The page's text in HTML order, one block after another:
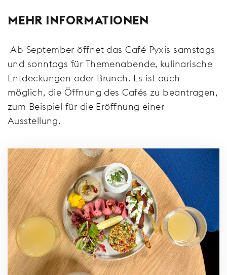
MEHR INFORMATIONEN
Ab September öffnet das Café Pyxis samstags
und sonntags für Themenabende, kulinarische
Entdeckungen oder Brunch. Es ist auch
möglich, die Öffnung des Cafés zu beantragen,
zum Beispiel für die Eröffnung einer
Ausstellung.